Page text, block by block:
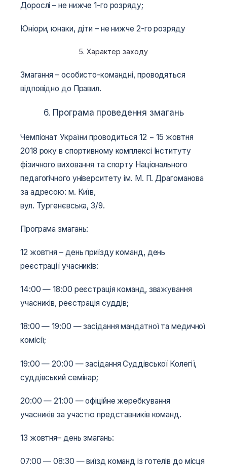
Дорослі – не нижче 1-го розряду;
Юніори, юнаки, діти – не нижче 2-го розряду
5. Характер заходу
Змагання – особисто-командні, проводяться
відповідно до Правил.
6. Програма проведення змагань
Чемпіонат України проводиться 12 − 15 жовтня
2018 року в спортивному комплексі Інституту
фізичного виховання та спорту Національного
педагогічного університету ім. М. П. Драгоманова
за адресою: м. Київ,
вул. Тургенєвська, 3/9.
Програма змагань:
12 жовтня – день приїзду команд, день
реєстрації учасників:
14:00 — 18:00 реєстрація команд, зважування
учасників, реєстрація суддів;
18:00 — 19:00 — засідання мандатної та медичної
комісії;
19:00 — 20:00 — засідання Суддівської Колегії,
суддівський семінар;
20:00 — 21:00 — офіційне жеребкування
учасників за участю представників команд.
13 жовтня– день змагань:
07:00 — 08:30 — виїзд команд із готелів до місця